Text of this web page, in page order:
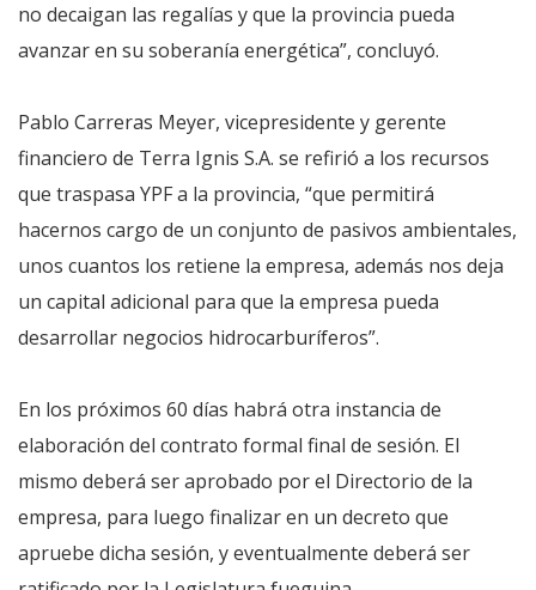
no decaigan las regalías y que la provincia pueda
avanzar en su soberanía energética”, concluyó.
Pablo Carreras Meyer, vicepresidente y gerente
financiero de Terra Ignis S.A. se refirió a los recursos
que traspasa YPF a la provincia, “que permitirá
hacernos cargo de un conjunto de pasivos ambientales,
unos cuantos los retiene la empresa, además nos deja
un capital adicional para que la empresa pueda
desarrollar negocios hidrocarburíferos”.
En los próximos 60 días habrá otra instancia de
elaboración del contrato formal final de sesión. El
mismo deberá ser aprobado por el Directorio de la
empresa, para luego finalizar en un decreto que
apruebe dicha sesión, y eventualmente deberá ser